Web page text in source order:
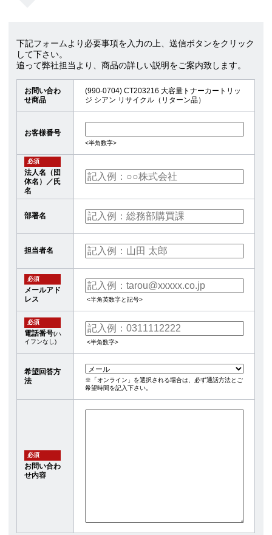
下記フォームより必要事項を入力の上、送信ボタンをクリック
して下さい。
追って弊社担当より、商品の詳しい説明をご案内致します。
お問い合わ
せ商品
(990-0704) CT203216 大容量トナーカートリッ
ジ シアン リサイクル（リターン品）
お客様番号
<半角数字>
必須
法人名（団
体名）／氏
名
部署名
担当者名
必須
メールアド
レス
<半角英数字と記号>
必須
電話番号(ハ
イフンなし)
<半角数字>
希望回答方
法
※「オンライン」を選択される場合は、必ず通話方法とご
希望時間を記入下さい。
必須
お問い合わ
せ内容